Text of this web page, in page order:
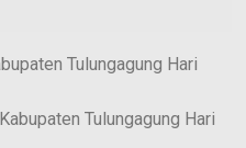
Tulungagung Hari
Tulungagung Hari